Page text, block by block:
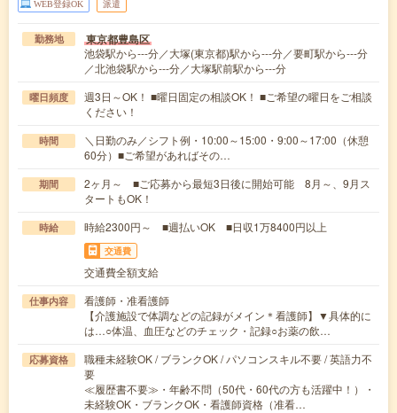
WEB登録OK 派遣
勤務地 東京都豊島区
池袋駅から---分／大塚(東京都)駅から---分／要町駅から---分
／北池袋駅から---分／大塚駅前駅から---分
曜日頻度
週3日～OK！ ■曜日固定の相談OK！ ■ご希望の曜日をご相談
ください！
時間
＼日勤のみ／シフト例・10:00～15:00・9:00～17:00（休憩
60分）■ご希望があればその…
期間
2ヶ月～ ■ご応募から最短3日後に開始可能 8月～、9月ス
タートもOK！
時給 時給2300円～ ■週払いOK ■日収1万8400円以上
交通費
交通費全額支給
仕事内容
看護師・准看護師
【介護施設で体調などの記録がメイン＊看護師】▼具体的に
は…○体温、血圧などのチェック・記録○お薬の飲…
応募資格
職種未経験OK / ブランクOK / パソコンスキル不要 / 英語力不
要
≪履歴書不要≫・年齢不問（50代・60代の方も活躍中！）・
未経験OK・ブランクOK・看護師資格（准看…